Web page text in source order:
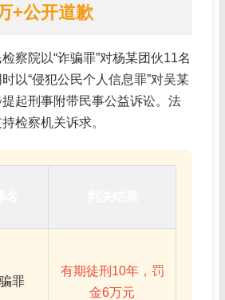
+公开道歉
察院以“诈骗罪”对杨某团伙11名
以“侵犯公民个人信息罪”对吴某
起刑事附带民事公益诉讼。法
检察机关诉求。
罪
有期徒刑10年，罚
金6万元